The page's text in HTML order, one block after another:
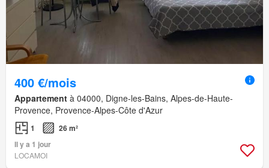
400 €/mois
Appartement à 04000, Digne-les-Bains, Alpes-de-Haute-
Provence, Provence-Alpes-Côte d'Azur
1
26 m²
Il y a 1 jour
LOCAMOI